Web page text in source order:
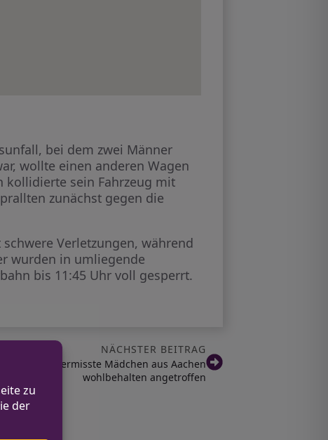
bei dem zwei Männer
wollte einen anderen Wagen
kollidierte sein Fahrzeug mit
zunächst gegen die
Verletzungen, während
wurden in umliegende
bis 11:45 Uhr voll gesperrt.
NÄCHSTER BEITRAG
Vermisste Mädchen aus Aachen
wohlbehalten angetroffen